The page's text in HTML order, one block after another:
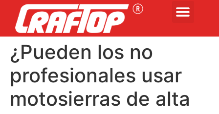
¿Pueden los no
profesionales usar
motosierras de alta